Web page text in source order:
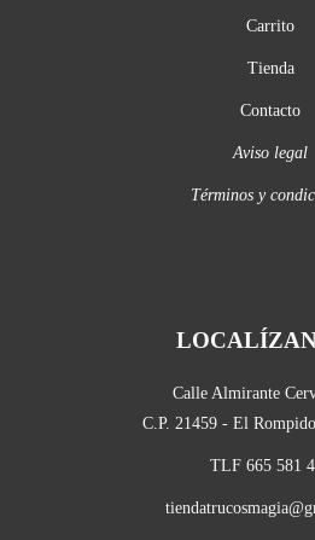
Carrito
Tienda
Contacto
Aviso legal
Términos y
Calle Almirante
C.P. 21459 - El
TLF 665 581